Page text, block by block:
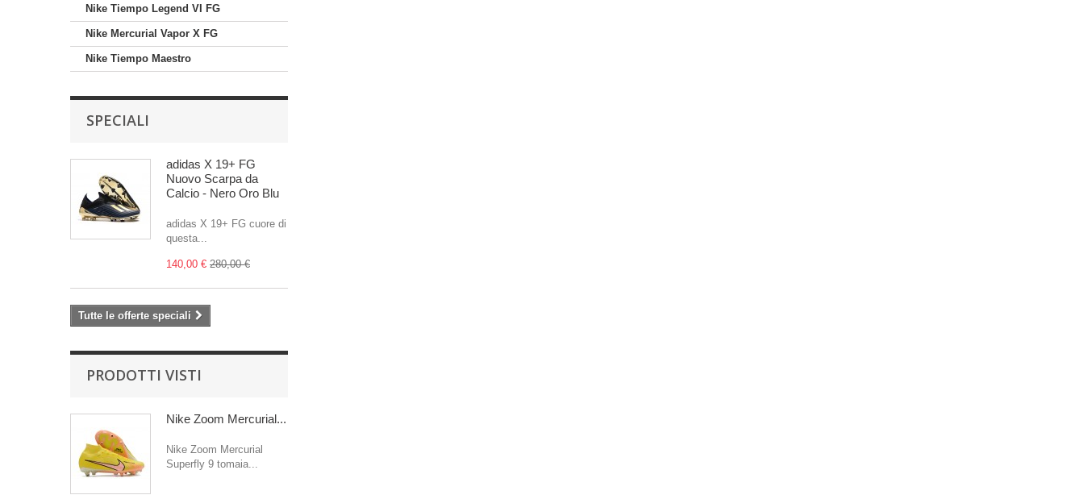
Nike Tiempo Legend VI FG
Nike Mercurial Vapor X FG
Nike Tiempo Maestro
SPECIALI
adidas X 19+ FG
Nuovo Scarpa da
Calcio - Nero Oro Blu
adidas X 19+ FG cuore di
questa...
140,00 € 280,00 €
Tutte le offerte speciali
PRODOTTI VISTI
Nike Zoom Mercurial...
Nike Zoom Mercurial
Superfly 9 tomaia...